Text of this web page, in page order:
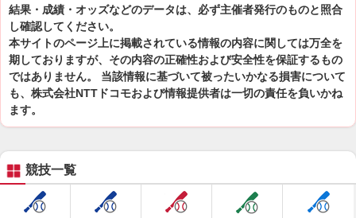
結果・成績・オッズなどのデータは、必ず主催者発行のものと照合
し確認してください。
本サイトのページ上に掲載されている情報の内容に関しては万全を
期しておりますが、その内容の正確性および安全性を保証するもの
ではありません。 当該情報に基づいて被ったいかなる損害について
も、株式会社NTTドコモおよび情報提供者は一切の責任を負いかね
ます。
競技一覧